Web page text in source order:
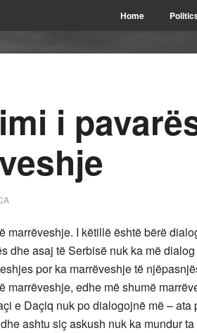
Home
i
marrëveshje. I këtillë është bërë
dhe asaj të Serbisë nuk ka më
por ka marrëveshje të
marrëveshje, edhe më shumë
e Daçiq nuk po dialogojnë më –
ashtu siç askush nuk ka mundur